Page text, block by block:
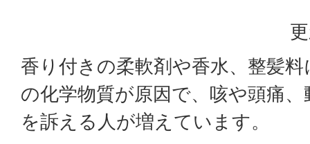
香り付きの柔軟剤や香水、整髪
の化学物質が原因で、咳や頭痛
を訴える人が増えています。